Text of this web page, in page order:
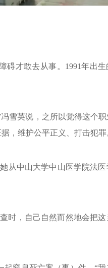
碍才敢去从事。1991年出生
雪英说，之所以觉得这个职
，维护公平正义、打击犯罪
从中山大学中山医学院法
时，自己自然而然地会把这